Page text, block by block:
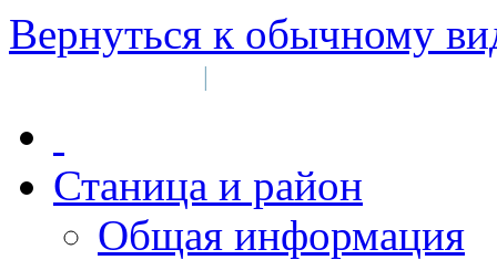
Вернуться к обычному
|
Станица и район
Общая информация